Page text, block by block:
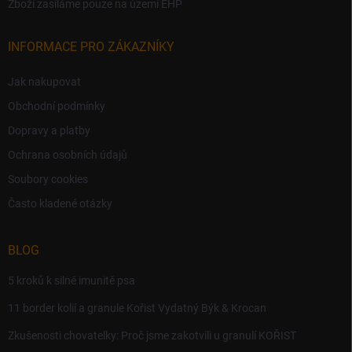
Zboží zasíláme pouze na území EHP
INFORMACE PRO ZÁKAZNÍKY
Jak nakupovat
Obchodní podmínky
Dopravy a platby
Ochrana osobních údajů
Soubory cookies
Často kladené otázky
BLOG
5 kroků k silné imunitě psa
11 border kolií a granule Kořist Vydatný Býk & Krocan
Zkušenosti chovatelky: Proč jsme zakotvili u granulí KOŘIST